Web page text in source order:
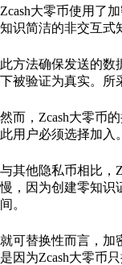
Zcash大零币使用了
知识简洁的非交互式
此方法确保发送的数
下被验证为真实。所
然而，Zcash大零币
此用户必须选择加入。
与其他隐私币相比，
慢，因为创建零知识
间。
就可替换性而言，加
是因为Zcash大零币